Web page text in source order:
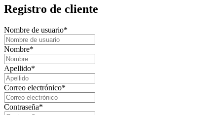
Registro de cliente
Nombre de usuario*
Nombre*
Apellido*
Correo electrónico*
Contraseña*